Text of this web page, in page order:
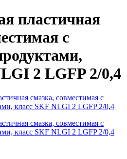
пластичная
с
2 LGFP 2/0,4